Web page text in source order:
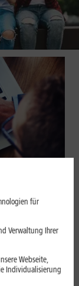
aber je
für
Verwaltung Ihrer
Webseite,
Individualisierung